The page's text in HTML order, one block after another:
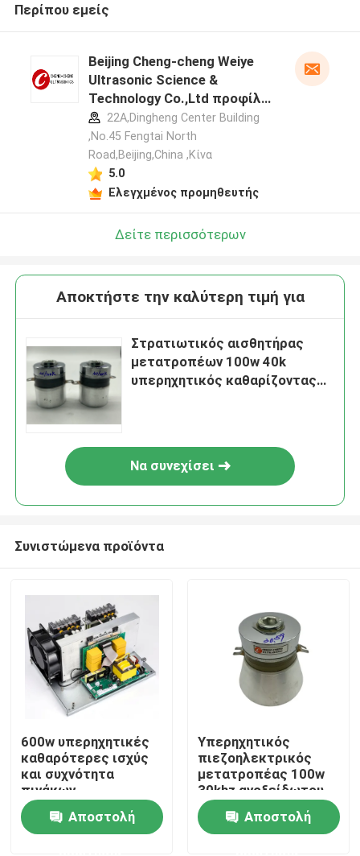
Σπίτι
Προϊόντα
Περίπου εμείς
Beijing Cheng-cheng Weiye
Ultrasonic Science &
Technology Co.,Ltd προφίλ
κατασκευαστή
22A,Dingheng Center Building
,No.45 Fengtai North
Road,Beijing,China ,Κίνα
5.0
Ελεγχμένος προμηθευτής
Δείτε περισσότερων
Αποκτήστε την καλύτερη τιμή για
Στρατιωτικός αισθητήρας
μετατροπέων 100w 40k
υπερηχητικός καθαρίζοντας
Να συνεχίσει
Συνιστώμενα προϊόντα
600w υπερηχητικές
καθαρότερες ισχύς
και συχνότητα
πινάκων
κυκλωμάτων
Αποστολή
Υπερηχητικός
πιεζοηλεκτρικός
μετατροπέας 100w
30khz ανοξείδωτου
Αποστολή